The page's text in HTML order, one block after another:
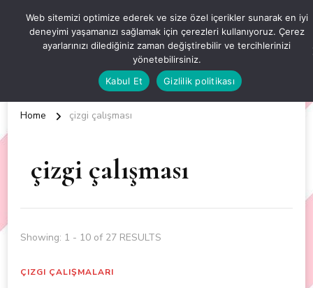
OKUL ÖNCESİ ETKİNLİKLER
EN YENİ VE ÖZGÜN OKUL ÖNCESİ ETKİNLİKLERİ
Home çizgi çalışması
çizgi çalışması
Showing: 1 - 10 of 27 RESULTS
ÇIZGI ÇALIŞMALARI
Web sitemizi optimize ederek ve size özel içerikler sunarak en iyi
deneyimi yaşamanızı sağlamak için çerezleri kullanıyoruz. Çerez
ayarlarınızı dilediğiniz zaman değiştirebilir ve tercihlerinizi
yönetebilirsiniz.
Kabul Et
Gizlilik politikası